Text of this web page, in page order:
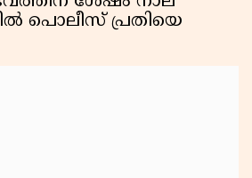
പൊലീസ് പ്രതിയെ